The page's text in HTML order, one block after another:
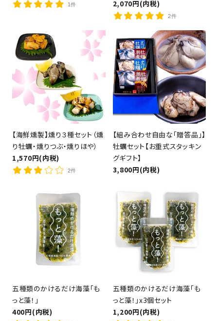
1件
2,070円(内税)
2件
【海鮮燻製】燻り３種セット（燻
り牡蠣・燻りつぶ・燻りほや）
1,570円(内税)
2件
【組み合わせ自由な「贈答品」】
牡蠣セット【お重式スタッキン
グギフト】
3,800円(内税)
五種類のかけるだけ海藻「も
っと藻！」
400円(内税)
五種類のかけるだけ海藻「も
っと藻！」x3個セット
1,200円(内税)
検索する